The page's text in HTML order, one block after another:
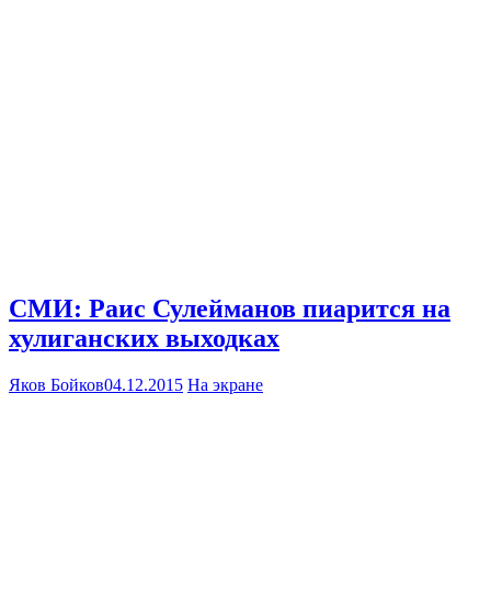
СМИ: Раис Сулейманов пиарится на
хулиганских выходках
Яков Бойков04.12.2015 На экране